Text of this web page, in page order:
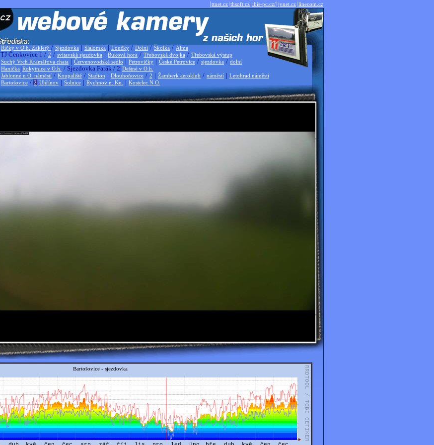
|ttnet.cz|thsoft.cz|ibis-pc.cz/|jvnet.cz|linecom.cz
Říčky v O.h. Zakletý / Sjezdovka | Slalomka | Loučky / Dolní / Školka / Alma
TJ Čenkovice 1 / 2 / svitavská sjezdovka | Buková hora / Třebovská dvojka / Třebovská výstup
Suchý Vrch Kramářova chata | Červenovodské sedlo | Petrovičky | České Petrovice / sjezdovka / dolní
Hanička |Rokytnice v O.h. / Sjezdovka Farák / 2|Deštné v O.h.
Jablonné n O. náměstí / Koupaliště / Stadion | Dlouhoňovice / 2 | Žamberk aeroklub / náměstí | Letohrad náměstí
Bartošovice / 2 |Uhřínov | Solnice | Rychnov n. Kn. | Kostelec N.O.